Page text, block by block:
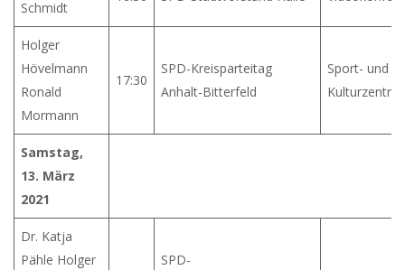
Schmidt
Holger
Hövelmann
Ronald
Mormann
17:30
SPD-Kreisparteitag
Anhalt-Bitterfeld
Sport- und
Samstag,
13. März
2021
Dr. Katja
Pähle Holger
SPD-